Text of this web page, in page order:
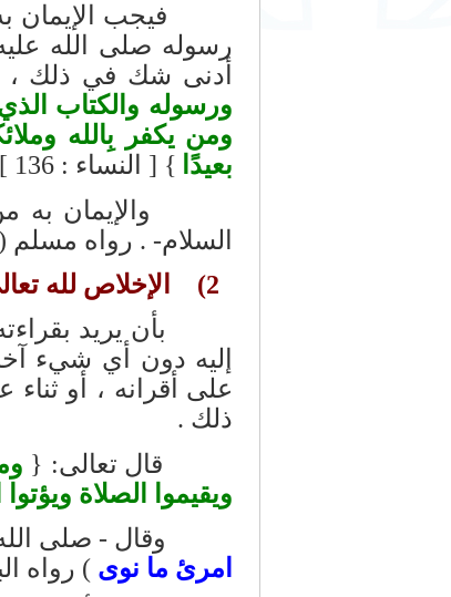
فيجب الإيمان به،
رسوله صلى الله
أدنى شك في ذلك ،
ورسوله والكتاب
ومن يكفر بِالله
بعيدًا } [ النساء : 136 ] .
والإيمان به من
السلام- . رواه مسلم
2) الإخلاص لله تعالى:
بأن يريد
إليه دون أي شيء
على أقرانه ، أو
ذلك .
قال تعالى: {
ويقيموا الصلاة
وقال - صلى
امرئ ما نوى ) رواه البخاري